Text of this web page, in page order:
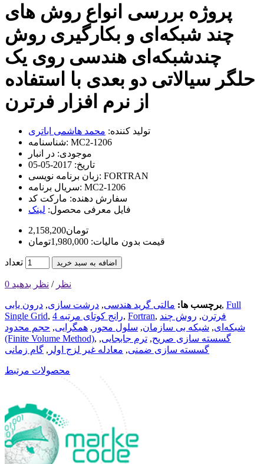
پروژه بررسی انواع روش های
چند شبکه‌ای و بکارگیری روش
چندشبکه‌ای هندسی روی یک
حلگر سیالاتی دو بعدی با استفاده
از نرم افزار فرترن
تولید کننده: محمد هاشمی اباتری
شناسنامه: MC2-1206
موجودی: در انبار
تاریخ: 2017-05-05
زبان برنامه نویسی: FORTRAN
سریال برنامه: MC2-1206
سفارش دهنده: مارکت کد
فایل معرفی محصول: لینک
2,158,200تومان
قیمت بدون مالیات: 1,980,000تومان
تعداد اضافه به سبد خرید
0 نظر / نظر بدهید
برچسب ها: مالتی گرید هندسی, درشت سازی, درون یابی , Full
Single Grid, رانج کوتای مرتبه 4, Fortran, فرترن, روش چند
شبکه‌ای, شبکه بی سازمان, سلول محور , همگرایی, حجم محدود
(Finite Volume Method), گسسته سازی صریح, ترم جابجایی,
گسسته سازی ضمنی, معادله غیر لزج اولر , گام زمانی
محصولات مرتبط